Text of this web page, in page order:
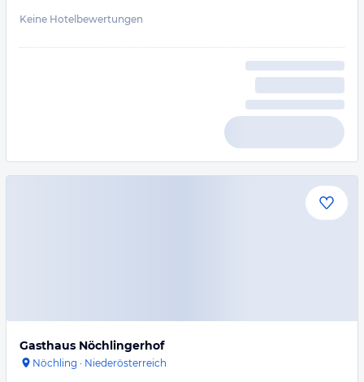
Keine Hotelbewertungen
Gasthaus Nöchlingerhof
Nöchling · Niederösterreich